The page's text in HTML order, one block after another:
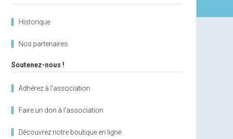
Historique
Nos partenaires
Soutenez-nous !
Adhérez à l'association
Faire un don à l'association
Découvrez notre boutique en ligne